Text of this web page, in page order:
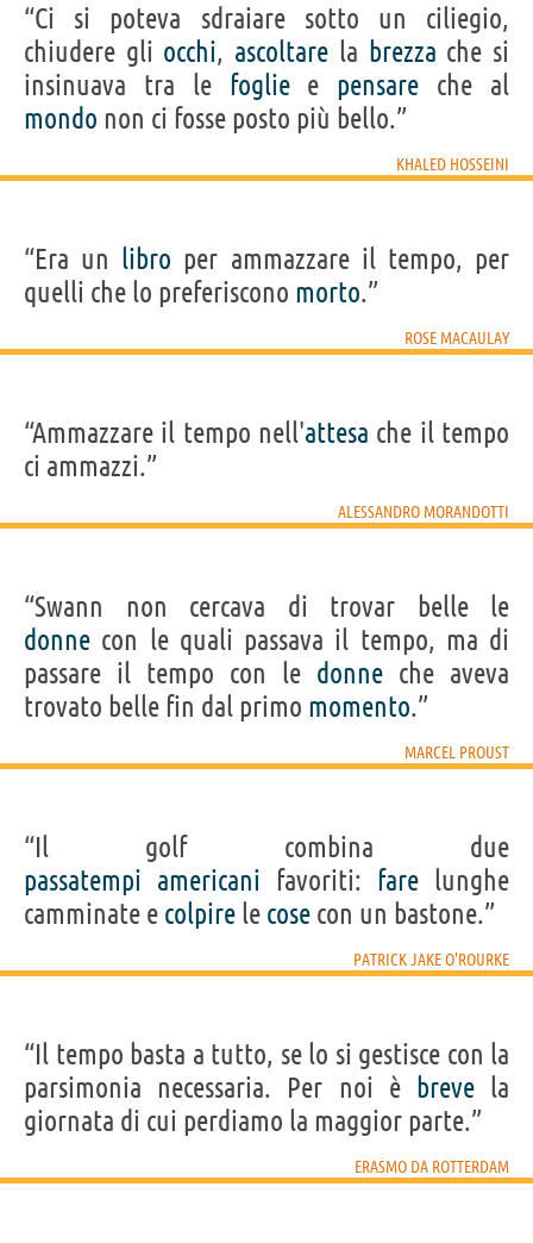
“Ci si poteva sdraiare sotto un ciliegio,
chiudere gli occhi, ascoltare la brezza che si
insinuava tra le fogliee pensare che al
mondo non ci fosse posto più bello.”
KHALED HOSSEINI
“Era un libro per ammazzare il tempo, per
quelli che lo preferiscono morto.”
ROSE MACAULAY
“Ammazzare il tempo nell'attesa che il tempo
ci ammazzi.”
ALESSANDRO MORANDOTTI
“Swann non cercava di trovar belle le
donne con le quali passava il tempo, ma di
passare il tempo con le donne che aveva
trovato belle fin dal primo momento.”
MARCEL PROUST
“Il golf combina due
passatempi americani favoriti: fare lunghe
camminate e colpire le cose con un bastone.”
PATRICK JAKE O'ROURKE
“Il tempo basta a tutto, se lo si gestisce con la
parsimonia necessaria. Per noi è brevela
giornata di cui perdiamo la maggior parte.”
ERASMO DA ROTTERDAM